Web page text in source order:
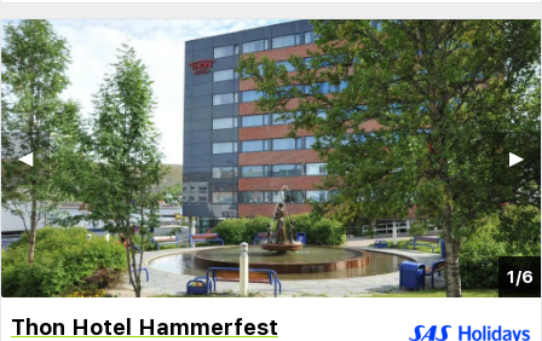
1/6
▶︎
◀︎
Thon Hotel Hammerfest